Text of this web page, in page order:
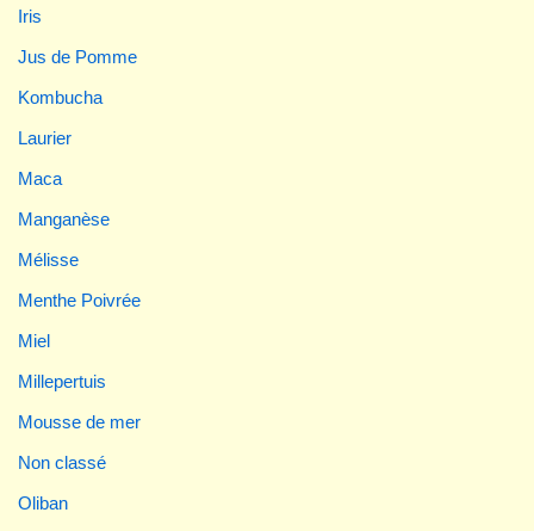
Iris
Jus de Pomme
Kombucha
Laurier
Maca
Manganèse
Mélisse
Menthe Poivrée
Miel
Millepertuis
Mousse de mer
Non classé
Oliban